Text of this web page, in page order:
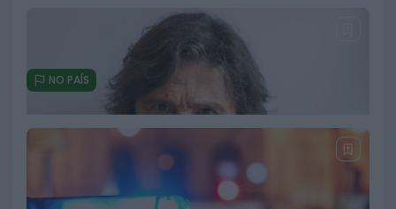
NO PAÍS
Mais de 50 concelhos em risco
máximo de incêndio apesar da
descida das temperaturas e do
regresso da chuva